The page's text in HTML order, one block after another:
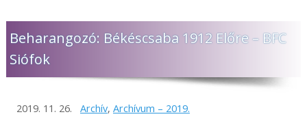
Beharangozó: Békéscsaba 1912 Előre – BFC
Siófok
2019. 11. 26. Archív, Archívum – 2019.